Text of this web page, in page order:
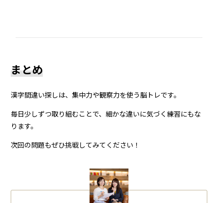
まとめ
漢字間違い探しは、集中力や観察力を使う脳トレです。
毎日少しずつ取り組むことで、細かな違いに気づく練習にもな
ります。
次回の問題もぜひ挑戦してみてください！